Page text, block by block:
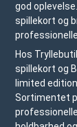
god
spillekort og
Hos
spillekort og
limited
Sortimentet